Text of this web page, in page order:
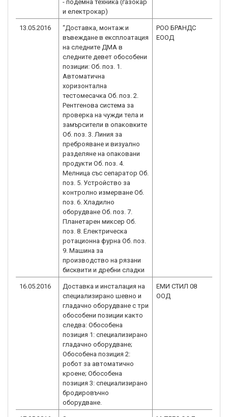
- подемна техника (газокар
и електрокар)
13.05.2016
“Доставка, монтаж и
въвеждане в експлоатация
на следните ДМА в
следните девет обособени
позиции: Об. поз. 1.
Автоматична
хоризонтална
тестомесачка Об. поз. 2.
Рентгенова система за
проверка на чужди тела и
замърсители в опаковките
Об. поз. 3. Линия за
преброяване и визуално
разделяне на опаковани
продукти Об. поз. 4.
Мелница със сепаратор Об.
поз. 5. Устройство за
контролно измерване Об.
поз. 6. Хладилно
оборудване Об. поз. 7.
Планетарен миксер Об.
поз. 8. Електрическа
ротационна фурна Об. поз.
9. Машина за
производство на рязани
бисквити и дребни сладки
РОО БРАНДС
EООД
16.05.2016
Доставка и инсталация на
специализирано шевно и
гладачно оборудване с три
обособени позиции както
следва: Обособена
позиция 1: специализирано
гладачно оборудване;
Обособена позиция 2:
робот за автоматично
кроене; Обособена
позиция 3: специализирано
бродировъчно
оборудване.
ЕМИ СТИЛ 08
ООД